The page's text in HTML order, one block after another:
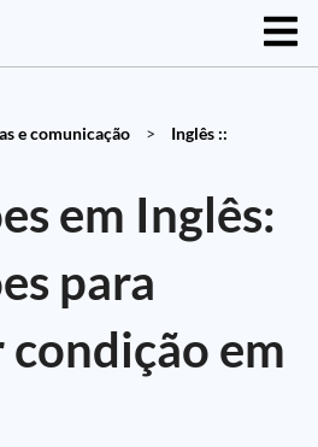
e comunicação > Inglês ::
em Inglês:
para
condição em